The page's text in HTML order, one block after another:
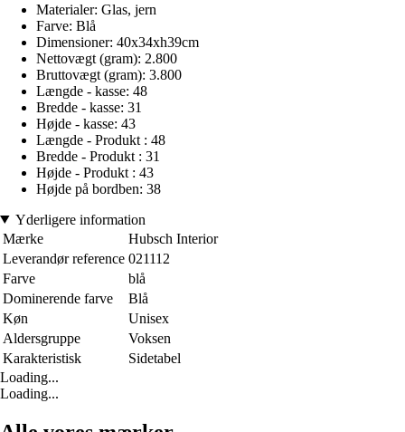
Materialer: Glas, jern
Farve: Blå
Dimensioner: 40x34xh39cm
Nettovægt (gram): 2.800
Bruttovægt (gram): 3.800
Længde - kasse: 48
Bredde - kasse: 31
Højde - kasse: 43
Længde - Produkt : 48
Bredde - Produkt : 31
Højde - Produkt : 43
Højde på bordben: 38
Yderligere information
Mærke
Hubsch Interior
Leverandør reference 021112
Farve
blå
Dominerende farve
Blå
Køn
Unisex
Aldersgruppe
Voksen
Karakteristisk
Sidetabel
Loading...
Loading...